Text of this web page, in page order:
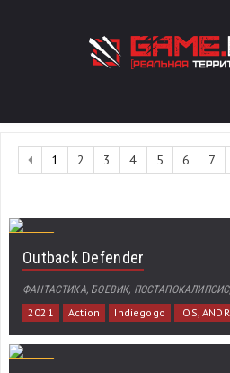
1 2 3 4 5 6 7
Outback Defender
ФАНТАСТИКА, БОЕВИК,
2021 Action Indiegogo IOS,